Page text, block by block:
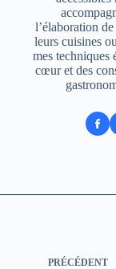
l’élaboration
leurs cuisines
mes techniques
cœur et des
PRÉCÉDENT